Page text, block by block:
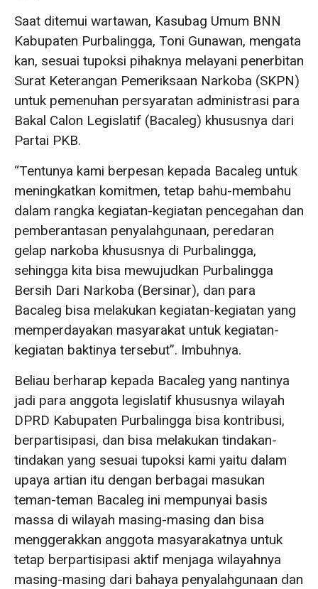
Saat ditemui wartawan, Kasubag Umum BNN
Kabupaten Purbalingga, Toni Gunawan, mengata
kan, sesuai tupoksi pihaknya melayani penerbitan
Surat Keterangan Pemeriksaan Narkoba (SKPN)
untuk pemenuhan persyaratan administrasi para
Bakal Calon Legislatif (Bacaleg) khususnya dari
Partai PKB.
“Tentunya kami berpesan kepada Bacaleg untuk
meningkatkan komitmen, tetap bahu-membahu
dalam rangka kegiatan-kegiatan pencegahan dan
pemberantasan penyalahgunaan, peredaran
gelap narkoba khususnya di Purbalingga,
sehingga kita bisa mewujudkan Purbalingga
Bersih Dari Narkoba (Bersinar), dan para
Bacaleg bisa melakukan kegiatan-kegiatan yang
memperdayakan masyarakat untuk kegiatan-
kegiatan baktinya tersebut”. Imbuhnya.
Beliau berharap kepada Bacaleg yang nantinya
jadi para anggota legislatif khususnya wilayah
DPRD Kabupaten Purbalingga bisa kontribusi,
berpartisipasi, dan bisa melakukan tindakan-
tindakan yang sesuai tupoksi kami yaitu dalam
upaya artian itu dengan berbagai masukan
teman-teman Bacaleg ini mempunyai basis
massa di wilayah masing-masing dan bisa
menggerakkan anggota masyarakatnya untuk
tetap berpartisipasi aktif menjaga wilayahnya
masing-masing dari bahaya penyalahgunaan dan